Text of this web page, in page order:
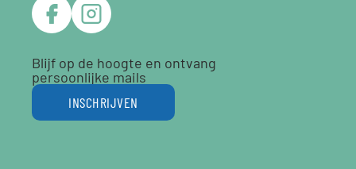
Blijf op de hoogte en ontvang
persoonlijke mails
INSCHRIJVEN